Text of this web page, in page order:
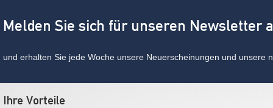
Melden Sie sich für unseren Newsletter
und erhalten Sie jede Woche unsere Neuerscheinungen und unsere
Ihre Vorteile